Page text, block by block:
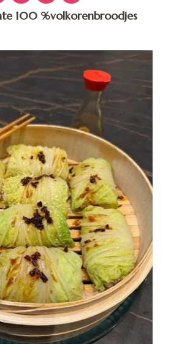
100 %volkorenbroodjes